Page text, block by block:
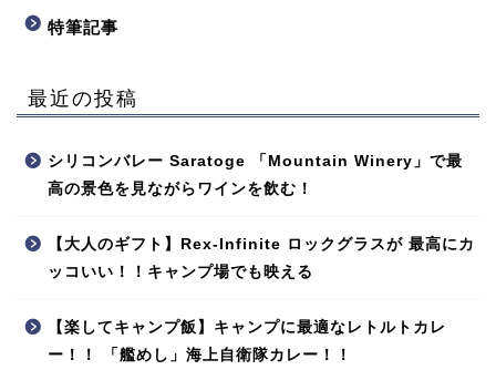
特筆記事
最近の投稿
シリコンバレー Saratoge 「Mountain Winery」で最
高の景色を見ながらワインを飲む！
【大人のギフト】Rex-Infinite ロックグラスが 最高にカ
ッコいい！！キャンプ場でも映える
【楽してキャンプ飯】キャンプに最適なレトルトカレ
ー！！ 「艦めし」海上自衛隊カレー！！